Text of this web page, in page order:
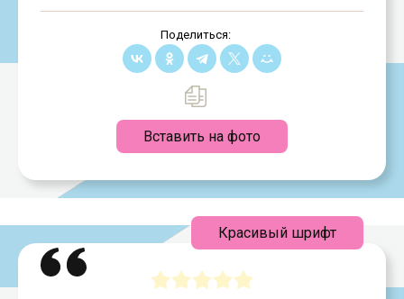
Поделиться:
Вставить на фото
Красивый шрифт